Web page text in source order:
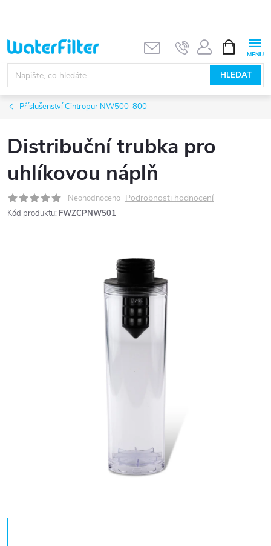
obsah
HLEDAT
NÁKUPNÍ
KOŠÍK
Příslušenství Cintropur NW500-800
Distribuční trubka pro
uhlíkovou náplň
Neohodnoceno Podrobnosti hodnocení
Kód produktu: FWZCPNW501